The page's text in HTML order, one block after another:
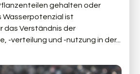
gehalten oder
Wasserpotenzial ist
das Verständnis der
-verteilung und -nutzung in der...